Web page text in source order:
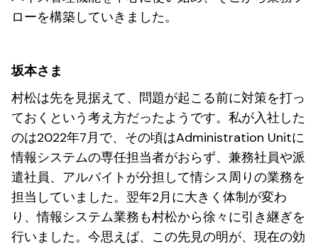
ローを構築していきました。
坂本さま
村松は先を見据えて、問題が起こる前に対策を打っ
ておくという考え方だったようです。私が入社した
のは2022年7月で、その頃はAdministration Unitに
情報システムの専任担当者がおらず、兼務社員や派
遣社員、アルバイトが分担して情シス周りの業務を
担当していました。翌年2月に大きく体制が変わ
り、情報システム業務も村松から徐々に引き継ぎを
行いました。今思えば、この先見の明が、現在の効